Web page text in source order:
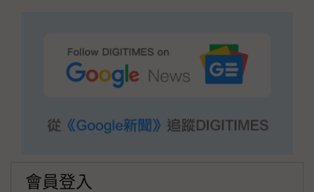
會員登入